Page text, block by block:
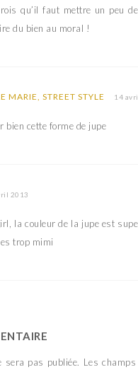
qu’il faut mettre un peu
du bien au moral !
MARIE, STREET STYLE 14
bien cette forme de jupe
2013
la couleur de la jupe est
trop mimi
sera pas publiée. Les